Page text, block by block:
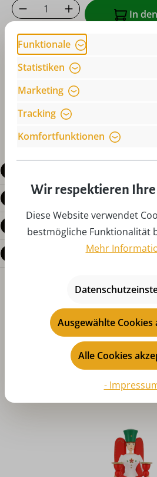
Produkt Anzahl: GibIn
Zum Merkzettel hinzufügen
oder sofort bestellen mit
Produktdetails
Bewertungen
Fragen zum Produkt
Produktgalerie überspringen
Das könnte Ihnen auch
Funktionale
Statistiken
Marketing
Tracking
Komfortfunktionen
Wir respektieren
Diese Website verwendet
bestmögliche Funktionalität
Mehr
Ausgewählte Cookies
Alle Cookies
-